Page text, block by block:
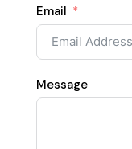
Email
Message